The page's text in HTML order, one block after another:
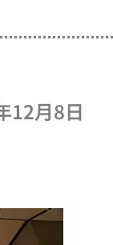
12月8日